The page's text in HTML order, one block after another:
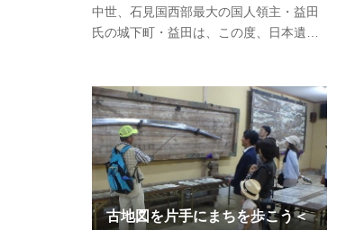
中世、石見国西部最大の国人領主・益田
氏の城下町・益田は、この度、日本遺産
ます。また、益田は、幕末には幕長戦争
の舞台となりました。中世の面影と近代
日本の夜明けの町を巡ります。［集…
古地図を片手にまちを歩こう＜